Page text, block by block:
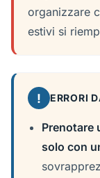
organizzare
estivi si
! ERRORI
Prenotare
solo con